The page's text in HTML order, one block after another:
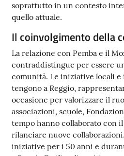
soprattutto in un contesto
quello attuale.
Il coinvolgimento della
La relazione con Pemba e il
contraddistingue per essere
comunità. Le iniziative locali
tengono a Reggio,
occasione per valorizzare il
associazioni, scuole,
tempo hanno collaborato con
rilanciare nuove
iniziative per i 50 anni e